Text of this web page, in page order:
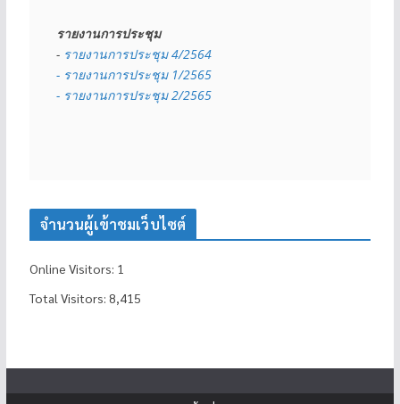
รายงานการประชุม
- รายงานการประชุม 4/2564
- รายงานการประชุม 1/2565
- รายงานการประชุม 2/2565
จำนวนผู้เข้าชมเว็บไซต์
Online Visitors: 1
Total Visitors: 8,415